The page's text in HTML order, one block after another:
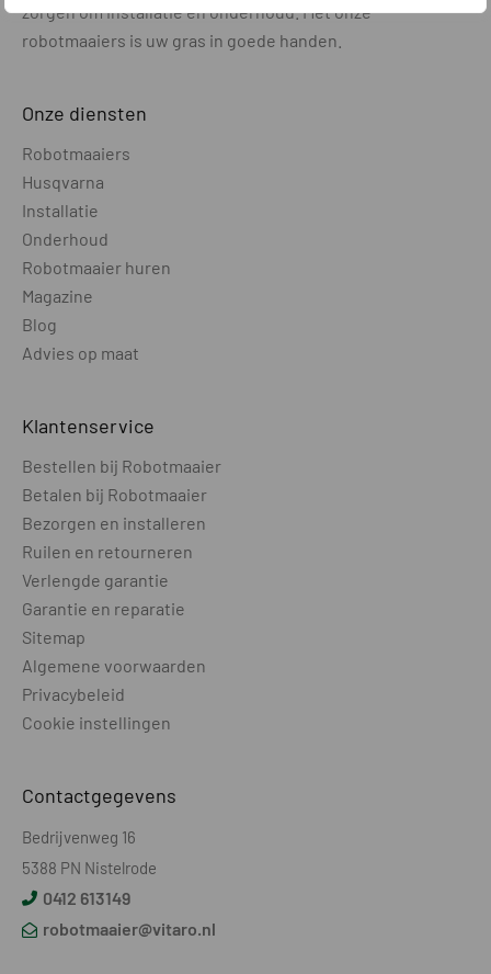
zorgen om installatie en onderhoud. Met onze
robotmaaiers is uw gras in goede handen.
Onze diensten
Robotmaaiers
Husqvarna
Installatie
Onderhoud
Robotmaaier huren
Magazine
Blog
Advies op maat
Klantenservice
Bestellen bij Robotmaaier
Betalen bij Robotmaaier
Bezorgen en installeren
Ruilen en retourneren
Verlengde garantie
Garantie en reparatie
Sitemap
Algemene voorwaarden
Privacybeleid
Cookie instellingen
Contactgegevens
Bedrijvenweg 16
5388 PN Nistelrode
0412 613149
robotmaaier@vitaro.nl